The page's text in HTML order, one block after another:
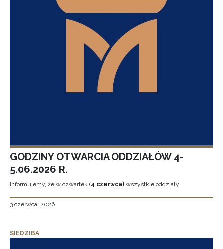
GODZINY OTWARCIA ODDZIAŁÓW 4-
5.06.2026 R.
Informujemy, że w czwartek (4 czerwca) wszystkie oddziały
3 czerwca, 2026
SIEDZIBA